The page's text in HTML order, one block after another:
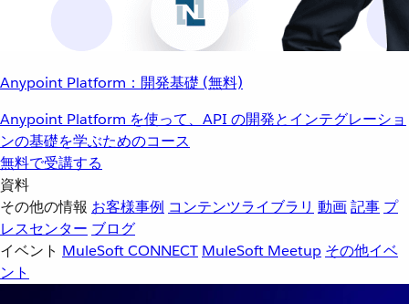
Anypoint Platform：開発基礎 (無料)
Anypoint Platform を使って、API の開発とインテグレーショ
ンの基礎を学ぶためのコース
無料で受講する
資料
その他の情報 お客様事例 コンテンツライブラリ 動画記事 プ
レスセンター ブログ
イベント MuleSoft CONNECT MuleSoft Meetup その他イベ
ント